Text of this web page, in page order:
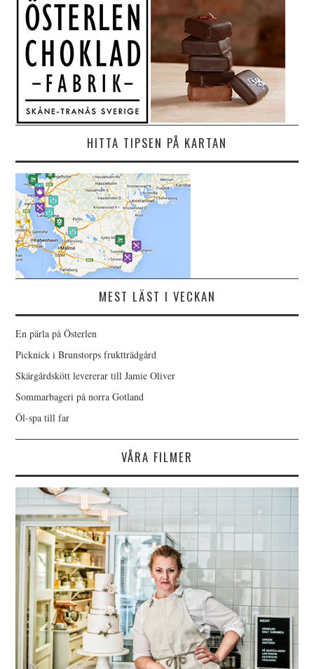
HITTA TIPSEN PÅ KARTAN
MEST LÄST I VECKAN
En pärla på Österlen
Picknick i Brunstorps fruktträdgård
Skärgårdskött levererar till Jamie Oliver
Sommarbageri på norra Gotland
Öl-spa till far
VÅRA FILMER